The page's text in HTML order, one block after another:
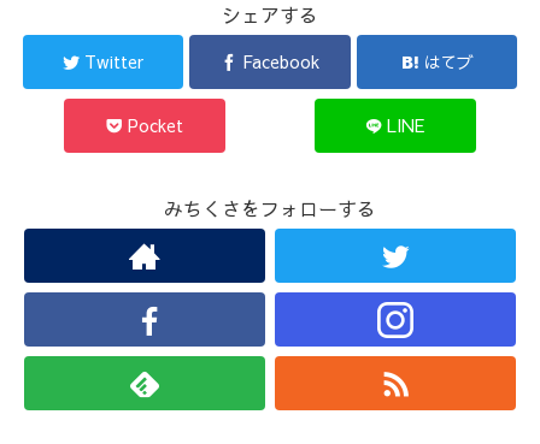
シェアする
Twitter Facebook はてブ
Pocket LINE
みちくさをフォローする